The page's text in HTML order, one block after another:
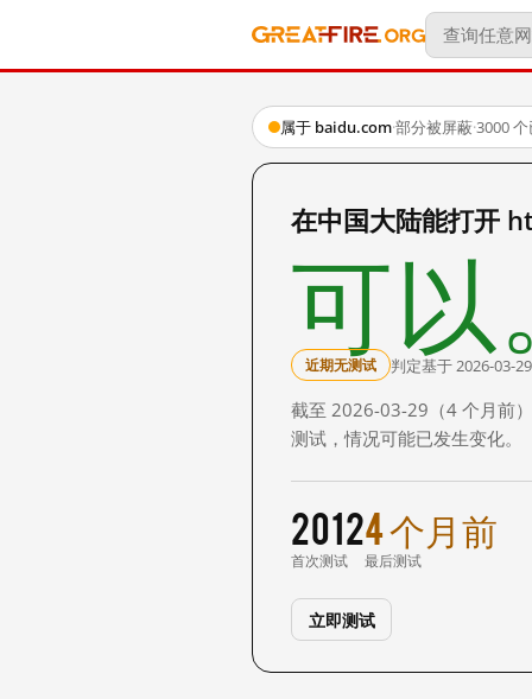
属于 baidu.com·部分被屏蔽·3000
在中国大陆能打开
可以
近期无测试 判定基于 2026-03-
截至 2026-03-29（4 个月前
测试，情况可能已发生变化。
2012
首次测试
4 个月前
最后测试
立即测试